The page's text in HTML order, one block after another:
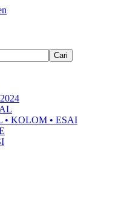
Cari
• KOLOM • ESAI